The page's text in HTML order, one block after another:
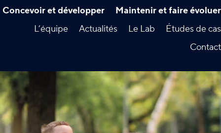
Concevoir et développer
Maintenir et faire évoluer
L’équipe
Actualités Le Lab
Études de cas
Contact